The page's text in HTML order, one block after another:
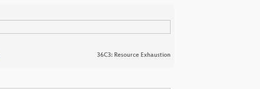
36C3: Resource Exhaustion